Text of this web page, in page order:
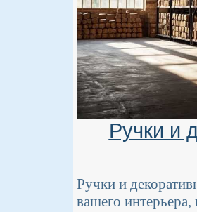
Ручки и
Ручки и
вашего